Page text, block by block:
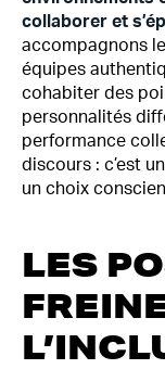
collaborer et
accompagnons
équipes
cohabiter des
personnalités
performance
discours : c’est
un choix
LES